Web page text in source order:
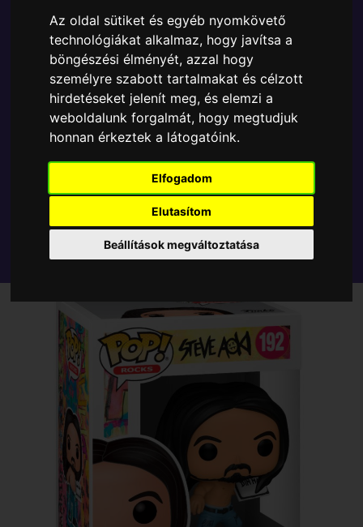
Az oldal sütiket és egyéb nyomkövető
technológiákat alkalmaz, hogy javítsa a
böngészési élményét, azzal hogy
személyre szabott tartalmakat és célzott
hirdetéseket jelenít meg, és elemzi a
weboldalunk forgalmát, hogy megtudjuk
honnan érkeztek a látogatóink.
Elfogadom
Elutasítom
Beállítások megváltoztatása
A termék sajnos nem elérhető, nézd meg
MÁSOK MIT VESZNEK
Tetszik? Osszd meg másokkal!